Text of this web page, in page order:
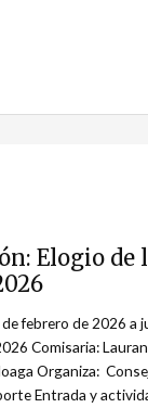
Elogio de
febrero de 2026 a
Comisaria:
Organiza:
Entrada y